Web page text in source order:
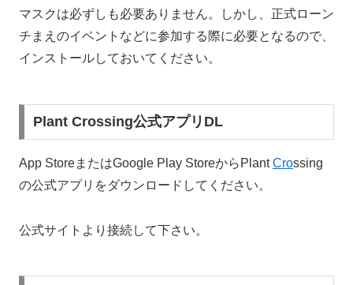
マスクは必ずしも必要ありません。しかし、正式ローン
チまえのイベントなどに参加する際に必要となるので、
インストールしておいてください。
Plant Crossing公式アプリDL
App StoreまたはGoogle Play StoreからPlantCrossing
の公式アプリをダウンロードしてください。
公式サイトより接続して下さい。